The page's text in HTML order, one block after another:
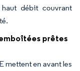
débit couvrant
prêtes
mettent en avant les